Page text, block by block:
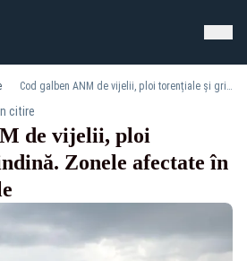
Cod galben ANM de vijelii, ploi torențiale și grindină. Zonele afectate în următoarele zile
citire
de vijelii, ploi
Zonele afectate în